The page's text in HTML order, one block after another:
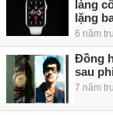
làng
lặng
6 năm
Đồng
sau
7 năm